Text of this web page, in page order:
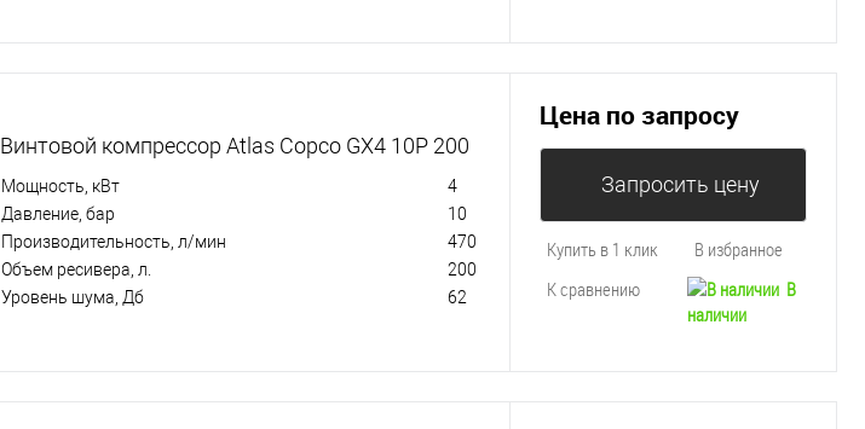
Винтовой компрессор Atlas Copco GX4 10P 200
Мощность, кВт
4
Давление, бар
10
Производительность, л/мин
470
Объем ресивера, л.
200
Уровень шума, Дб
62
Цена по запросу
Запросить цену
Купить в 1 клик
В избранное
К сравнению
В
наличии